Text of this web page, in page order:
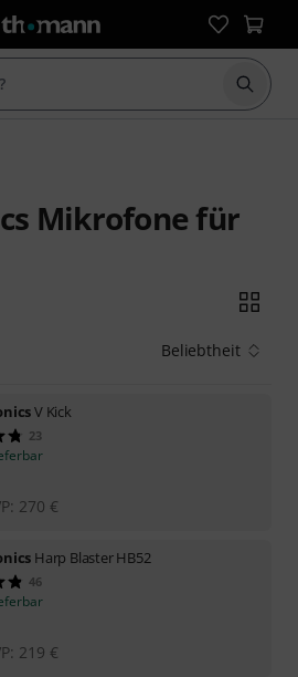
Suche
Mikrofone für
Beliebtheit
V Kick
23
270 €
Harp Blaster HB52
46
219 €